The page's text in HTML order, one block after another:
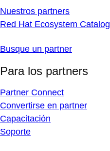
Nuestros partners
Red Hat Ecosystem Catalog
Busque un partner
Para los partners
Partner Connect
Convertirse en partner
Capacitación
Soporte